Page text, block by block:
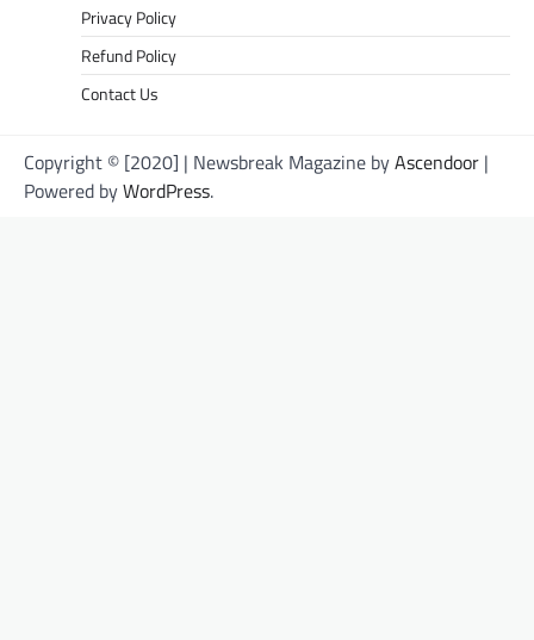
Privacy Policy
Refund Policy
Contact Us
Copyright © [2020] | Newsbreak Magazine byAscendoor |
Powered byWordPress.